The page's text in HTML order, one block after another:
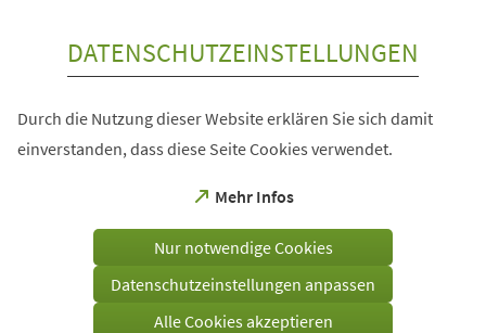
DATENSCHUTZEINSTELLUNGEN
Durch die Nutzung dieser Website erklären Sie sich damit
einverstanden, dass diese Seite Cookies verwendet.
Mehr Infos
(Öffnet
einem
Tab)
Nur notwendige Cookies
Datenschutzeinstellungen anpassen
Alle Cookies akzeptieren